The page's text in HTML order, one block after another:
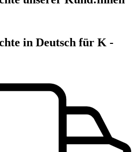
in Deutsch für K -